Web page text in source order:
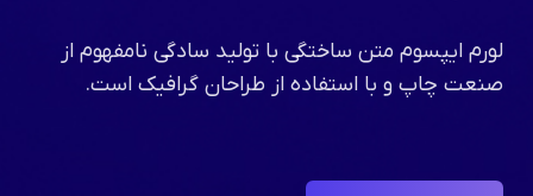
لورم ایپسوم متن ساختگی با تولید سادگی نامفهوم از
صنعت چاپ و با استفاده از طراحان گرافیک است.